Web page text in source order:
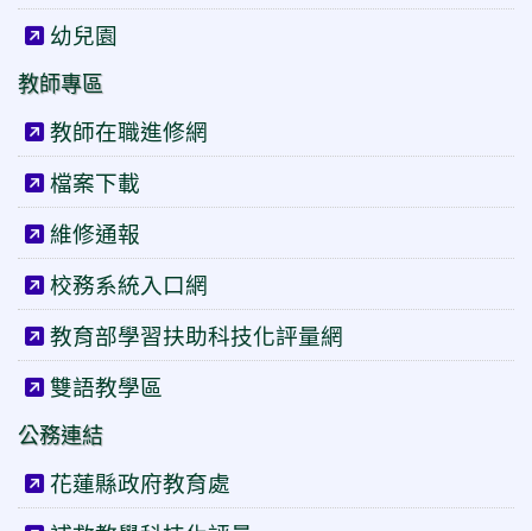
幼兒園
教師專區
教師在職進修網
檔案下載
維修通報
校務系統入口網
教育部學習扶助科技化評量網
雙語教學區
公務連結
花蓮縣政府教育處